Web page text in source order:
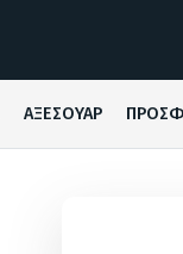
ΑΞΕΣΟΥΑΡ